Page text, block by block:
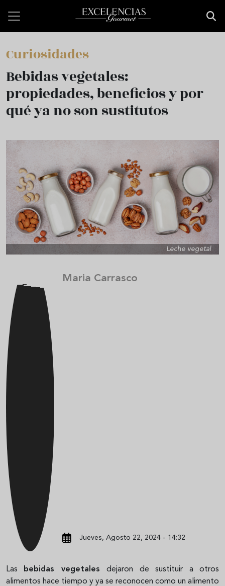
Curiosidades
Bebidas vegetales:
propiedades, beneficios y por
qué ya no son sustitutos
Leche vegetal
Maria Carrasco
Jueves, Agosto 22, 2024 - 14:32
Las bebidas vegetalesdejaron de sustituir a otros
alimentos hace tiempo y ya se reconocen como un alimento